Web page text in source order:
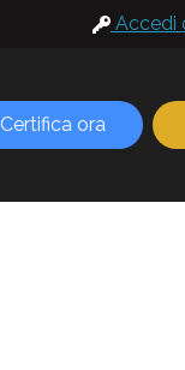
Accedi
Certifica ora